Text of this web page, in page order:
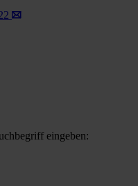
eingeben: